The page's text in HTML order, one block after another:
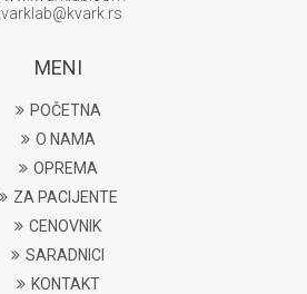
MENI
POČETNA
O NAMA
OPREMA
ZA PACIJENTE
CENOVNIK
SARADNICI
KONTAKT